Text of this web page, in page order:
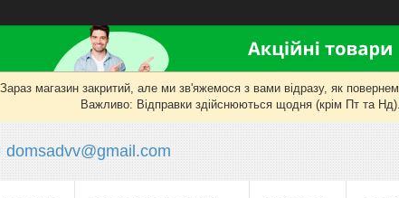
магазин закритий, але ми зв'яжемося з вами відразу, як
Важливо: Відправки здійснюються щодня (крім Пт та
domsadvv@gmail.com